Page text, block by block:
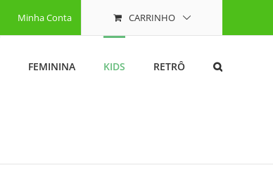
Minha Conta CARRINHO
FEMININA KIDS RETRÔ